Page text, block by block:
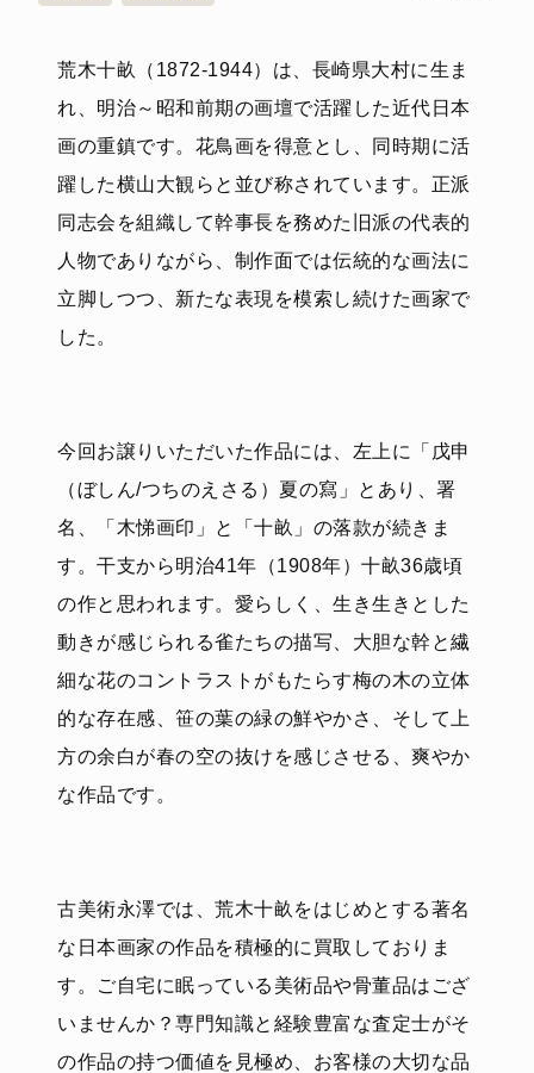
荒木十畝（1872-1944）は、長崎県大村に生ま
れ、明治～昭和前期の画壇で活躍した近代日本
画の重鎮です。花鳥画を得意とし、同時期に活
躍した横山大観らと並び称されています。正派
同志会を組織して幹事長を務めた旧派の代表的
人物でありながら、制作面では伝統的な画法に
立脚しつつ、新たな表現を模索し続けた画家で
した。
今回お譲りいただいた作品には、左上に「戊申
（ぼしん/つちのえさる）夏の寫」とあり、署
名、「木悌画印」と「十畝」の落款が続きま
す。干支から明治41年（1908年）十畝36歳頃
の作と思われます。愛らしく、生き生きとした
動きが感じられる雀たちの描写、大胆な幹と繊
細な花のコントラストがもたらす梅の木の立体
的な存在感、笹の葉の緑の鮮やかさ、そして上
方の余白が春の空の抜けを感じさせる、爽やか
な作品です。
古美術永澤では、荒木十畝をはじめとする著名
な日本画家の作品を積極的に買取しておりま
す。ご自宅に眠っている美術品や骨董品はござ
いませんか？専門知識と経験豊富な査定士がそ
の作品の持つ価値を見極め、お客様の大切な品